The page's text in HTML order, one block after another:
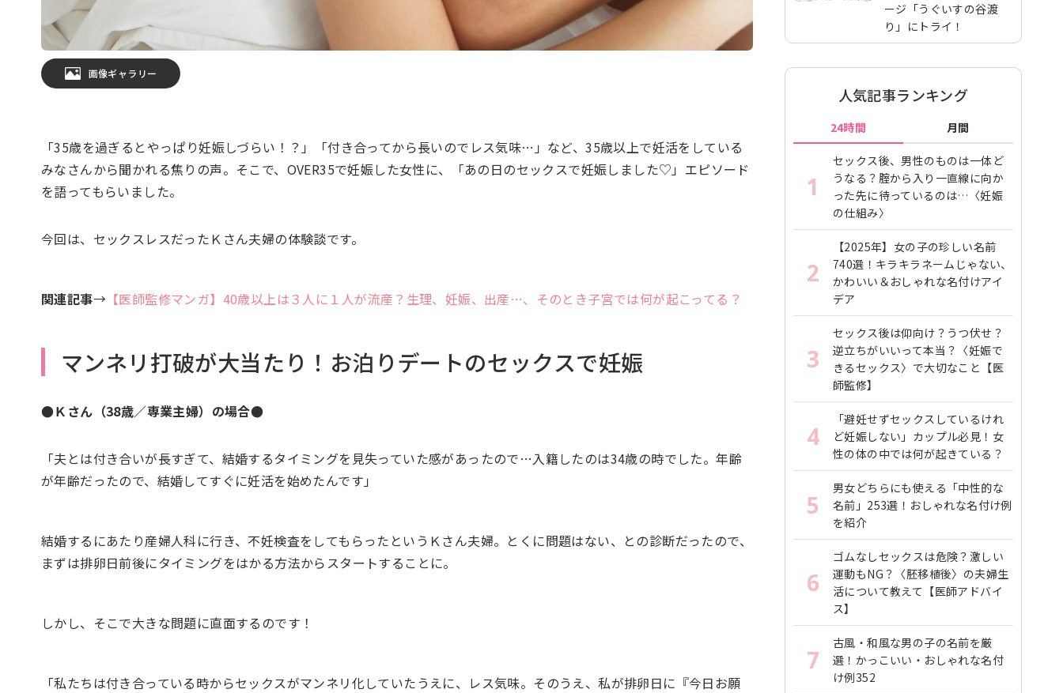
画像ギャラリー
「35歳を過ぎるとやっぱり妊娠しづらい！？」「付き合ってから長いのでレス気味…」など、35歳以上で妊活をしている
みなさんから聞かれる焦りの声。そこで、OVER35で妊娠した女性に、「あの日のセックスで妊娠しました♡」エピソード
を語ってもらいました。
今回は、セックスレスだったＫさん夫婦の体験談です。
関連記事→ 【医師監修マンガ】40歳以上は３人に１人が流産？生理、妊娠、出産…、そのとき子宮では何が起こってる？
マンネリ打破が大当たり！お泊りデートのセックスで妊娠
●Ｋさん（38歳／専業主婦）の場合●
「夫とは付き合いが長すぎて、結婚するタイミングを見失っていた感があったので…入籍したのは34歳の時でした。年齢
が年齢だったので、結婚してすぐに妊活を始めたんです」
結婚するにあたり産婦人科に行き、不妊検査をしてもらったというＫさん夫婦。とくに問題はない、との診断だったので、
まずは排卵日前後にタイミングをはかる方法からスタートすることに。
しかし、そこで大きな問題に直面するのです！
「私たちは付き合っている時からセックスがマンネリ化していたうえに、レス気味。そのうえ、私が排卵日に『今日お願
ージ「うぐいすの谷渡
り」にトライ！
人気記事ランキング
24時間 月間
1
セックス後、男性のものは一体ど
うなる？腟から入り一直線に向か
った先に待っているのは…〈妊娠
の仕組み〉
2
【2025年】女の子の珍しい名前
740選！キラキラネームじゃない、
かわいい＆おしゃれな名付けアイ
デア
3
セックス後は仰向け？うつ伏せ？
逆立ちがいいって本当？〈妊娠で
きるセックス〉で大切なこと【医
師監修】
4
「避妊せずセックスしているけれ
ど妊娠しない」カップル必見！女
性の体の中では何が起きている？
5
男女どちらにも使える「中性的な
名前」253選！おしゃれな名付け例
を紹介
6
ゴムなしセックスは危険？激しい
運動もNG？〈胚移植後〉の夫婦生
活について教えて【医師アドバイ
ス】
7
古風・和風な男の子の名前を厳
選！かっこいい・おしゃれな名付
け例352